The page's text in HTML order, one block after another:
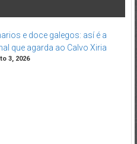
e doce galegos: así é a
que agarda ao Calvo Xiria
3, 2026